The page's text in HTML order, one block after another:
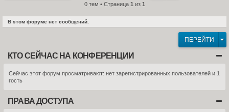
0 тем • Страница 1 из 1
В этом форуме нет сообщений.
ПЕРЕЙТИ
КТО СЕЙЧАС НА КОНФЕРЕНЦИИ
Сейчас этот форум просматривают: нет зарегистрированных пользователей и 1
гость
ПРАВА ДОСТУПА